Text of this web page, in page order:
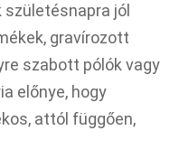
jól
gravírozott
szabott pólók vagy
előnye, hogy
attól függően,